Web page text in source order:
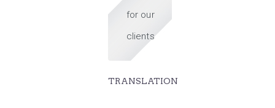
for our
clients
TRANSLATION